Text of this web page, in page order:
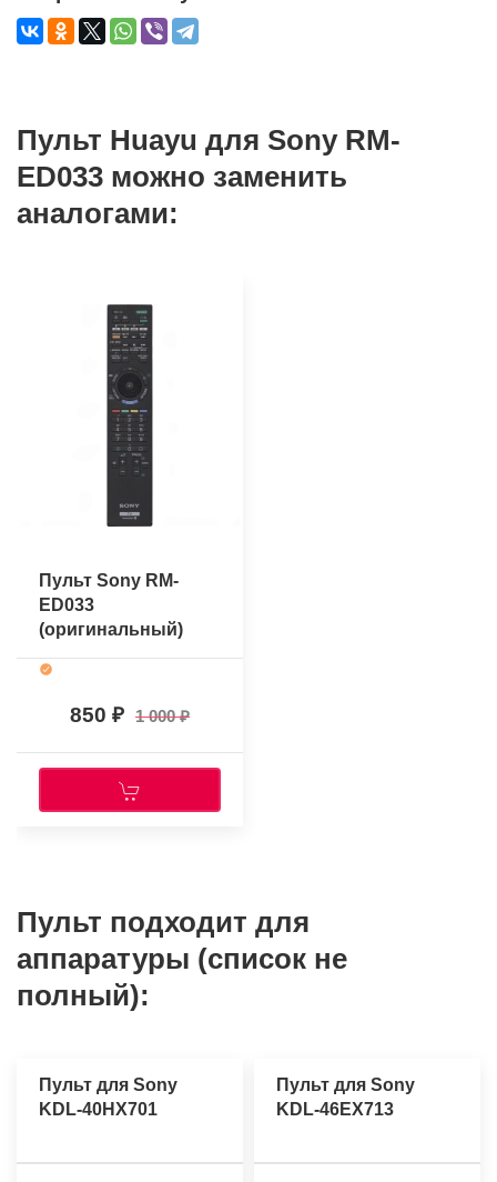
Пульт Huayu для Sony RM-
ED033 можно заменить
аналогами:
Пульт Sony RM-
ED033
(оригинальный)
850 1 000
Пульт подходит для
аппаратуры (список не
полный):
Пульт для Sony
KDL-40HX701
Пульт для Sony
KDL-46EX713